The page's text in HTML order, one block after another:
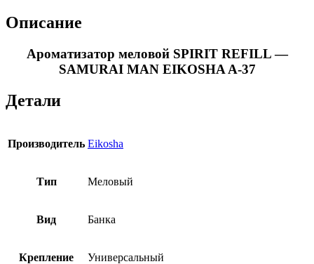
MAN
EIKOSHA
Описание
Ароматизатор меловой SPIRIT REFILL —
SAMURAI MAN EIKOSHA A-37
Детали
Производитель Eikosha
Тип Меловый
Вид Банка
Крепление Универсальный